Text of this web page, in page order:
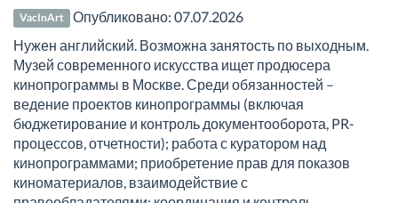
VacInArt Опубликовано:07.07.2026
Нужен английский. Возможна занятость по выходным.
Музей современного искусства ищет продюсера
кинопрограммы в Москве. Среди обязанностей –
ведение проектов кинопрограммы (включая
бюджетирование и контроль документооборота, PR-
процессов, отчетности); работа с куратором над
кинопрограммами; приобретение прав для показов
киноматериалов, взаимодействие с